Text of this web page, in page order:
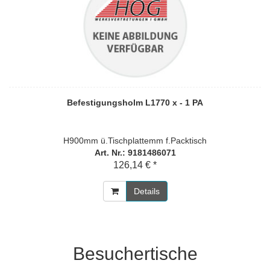
Befestigungsholm L1770 x - 1 PA
H900mm ü.Tischplattemm f.Packtisch
Art. Nr.: 9181486071
126,14 € *
Details
Besuchertische